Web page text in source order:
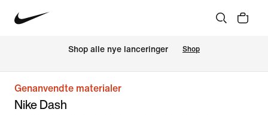
Shop alle nye lanceringer Shop
Genanvendte materialer
Nike Dash